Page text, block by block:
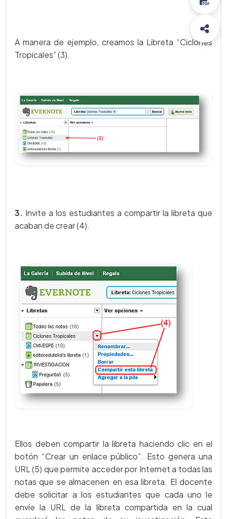
A manera de ejemplo, creamos la Libreta “Ciclones
Tropicales” (3).
3. Invite a los estudiantes a compartir la libreta que
acaban de crear (4).
Ellos deben compartir la libreta haciendo clic en el
botón “Crear un enlace público”. Esto genera una
URL (5) que permite acceder por Internet a todas las
notas que se almacenen en esa libreta. El docente
debe solicitar a los estudiantes que cada uno le
envíe la URL de la libreta compartida en la cual